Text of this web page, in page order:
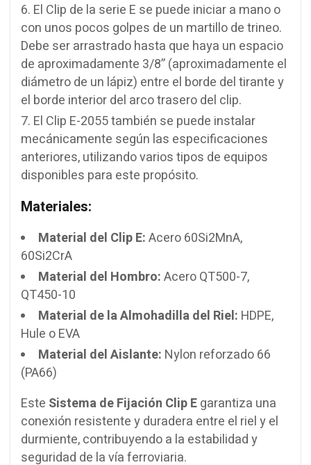
El Clip de la serie E se puede iniciar a mano o
con unos pocos golpes de un martillo de trineo.
Debe ser arrastrado hasta que haya un espacio
de aproximadamente 3/8” (aproximadamente el
diámetro de un lápiz) entre el borde del tirante y
el borde interior del arco trasero del clip.
El Clip E-2055 también se puede instalar
mecánicamente según las especificaciones
anteriores, utilizando varios tipos de equipos
disponibles para este propósito.
Materiales:
Material del Clip E:Acero 60Si2MnA,
60Si2CrA
Material del Hombro:Acero QT500-7,
QT450-10
Material de la Almohadilla del Riel: HDPE,
Hule o EVA
Material del Aislante: Nylon reforzado 66
(PA66)
Este Sistema de Fijación Clip Egarantiza una
conexión resistente y duradera entre el riel y el
durmiente, contribuyendo a la estabilidad y
seguridad de la vía ferroviaria.